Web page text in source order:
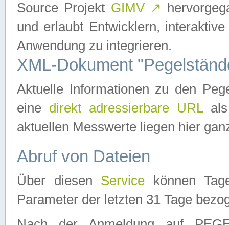
Source Projekt GIMV ↗
und erlaubt Entwicklern,
Anwendung zu integrieren.
XML-Dokument
Aktuelle Informationen zu den
eine direkt adressierbare URLals
aktuellen Messwerte liegen hier
Abruf von Dateien
Über diesen Service können
Parameter der letzten 31 Tage